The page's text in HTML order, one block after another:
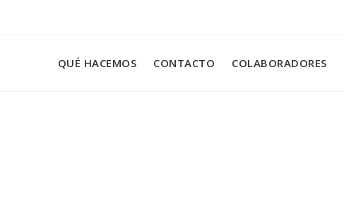
QUÉ HACEMOS
CONTACTO COLABORADORES